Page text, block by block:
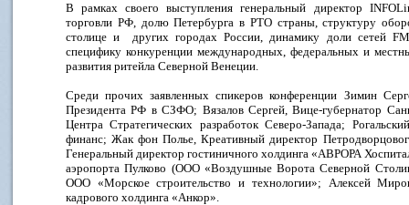
В рамках своего выступления генеральный директор
торговли РФ, долю Петербурга в РТО страны, структуру
столице и других городах России, динамику доли сетей
специфику конкуренции международных, федеральных и
развития ритейла Северной Венеции.
Среди прочих заявленных спикеров конференции Зимин
Президента РФ в СЗФО; Вязалов Сергей, Вице-губернатор
Центра Стратегических разработок Северо-Запада;
финанс; Жак фон Полье, Креативный директор
Генеральный директор гостиничного холдинга «АВРОРА
аэропорта Пулково (ООО «Воздушные Ворота Северной
ООО «Морское строительство и технологии»; Алексей
кадрового холдинга «Анкор».